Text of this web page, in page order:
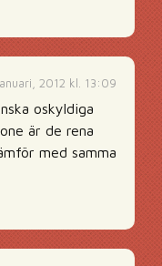
2012 kl. 13:09
oskyldiga
är de rena
med samma